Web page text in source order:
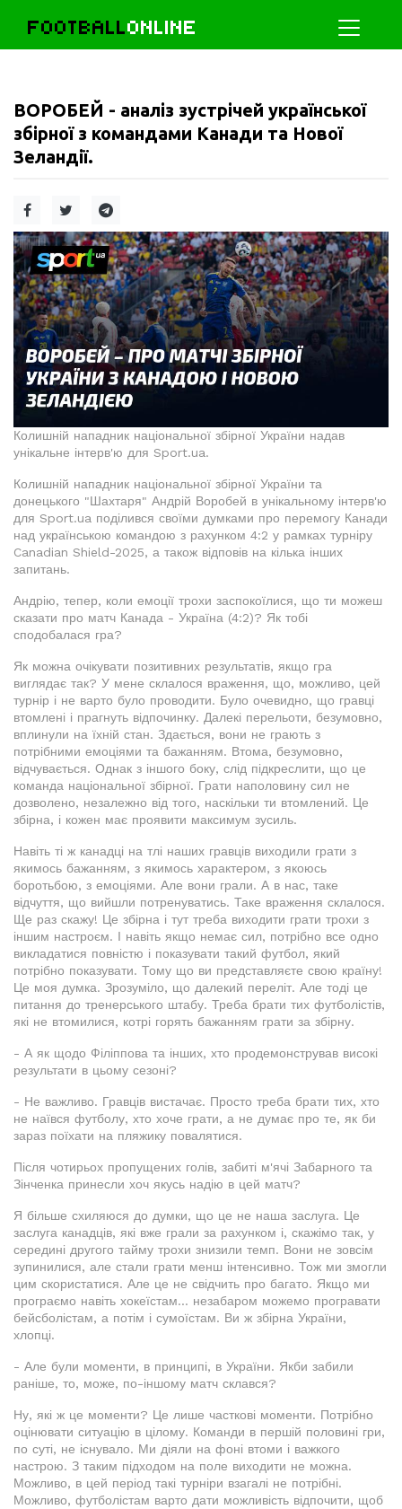
FOOTBALLONLINE
ВОРОБЕЙ - аналіз зустрічей української
збірної з командами Канади та Нової
Зеландії.
Колишній нападник національної збірної України надав
унікальне інтерв'ю для Sport.ua.
Колишній нападник національної збірної України та
донецького "Шахтаря" Андрій Воробей в унікальному інтерв'ю
для Sport.ua поділився своїми думками про перемогу Канади
над українською командою з рахунком 4:2 у рамках турніру
Canadian Shield-2025, а також відповів на кілька інших
запитань.
Андрію, тепер, коли емоції трохи заспокоїлися, що ти можеш
сказати про матч Канада - Україна (4:2)? Як тобі
сподобалася гра?
Як можна очікувати позитивних результатів, якщо гра
виглядає так? У мене склалося враження, що, можливо, цей
турнір і не варто було проводити. Було очевидно, що гравці
втомлені і прагнуть відпочинку. Далекі перельоти, безумовно,
вплинули на їхній стан. Здається, вони не грають з
потрібними емоціями та бажанням. Втома, безумовно,
відчувається. Однак з іншого боку, слід підкреслити, що це
команда національної збірної. Грати наполовину сил не
дозволено, незалежно від того, наскільки ти втомлений. Це
збірна, і кожен має проявити максимум зусиль.
Навіть ті ж канадці на тлі наших гравців виходили грати з
якимось бажанням, з якимось характером, з якоюсь
боротьбою, з емоціями. Але вони грали. А в нас, таке
відчуття, що вийшли потренуватись. Таке враження склалося.
Ще раз скажу! Це збірна і тут треба виходити грати трохи з
іншим настроєм. І навіть якщо немає сил, потрібно все одно
викладатися повністю і показувати такий футбол, який
потрібно показувати. Тому що ви представляєте свою країну!
Це моя думка. Зрозуміло, що далекий переліт. Але тоді це
питання до тренерського штабу. Треба брати тих футболістів,
які не втомилися, котрі горять бажанням грати за збірну.
- А як щодо Філіппова та інших, хто продемонстрував високі
результати в цьому сезоні?
- Не важливо. Гравців вистачає. Просто треба брати тих, хто
не наївся футболу, хто хоче грати, а не думає про те, як би
зараз поїхати на пляжику повалятися.
Після чотирьох пропущених голів, забиті м'ячі Забарного та
Зінченка принесли хоч якусь надію в цей матч?
Я більше схиляюся до думки, що це не наша заслуга. Це
заслуга канадців, які вже грали за рахунком і, скажімо так, у
середині другого тайму трохи знизили темп. Вони не зовсім
зупинилися, але стали грати менш інтенсивно. Тож ми змогли
цим скористатися. Але це не свідчить про багато. Якщо ми
програємо навіть хокеїстам... незабаром можемо програвати
бейсболістам, а потім і сумоїстам. Ви ж збірна України,
хлопці.
- Але були моменти, в принципі, в України. Якби забили
раніше, то, може, по-іншому матч склався?
Ну, які ж це моменти? Це лише часткові моменти. Потрібно
оцінювати ситуацію в цілому. Команди в першій половині гри,
по суті, не існувало. Ми діяли на фоні втоми і важкого
настрою. З таким підходом на поле виходити не можна.
Можливо, в цей період такі турніри взагалі не потрібні.
Можливо, футболістам варто дати можливість відпочити, щоб